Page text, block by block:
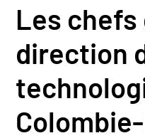
Les chefs
direction